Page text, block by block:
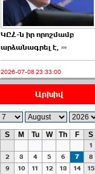
ԿԸՀ-ն իր որոշմամբ
արձանագրել է, ›››
2026-07-08 23:33:00
ՀԱՅԱՊԱՀՊԱՆՈՒԹԻՒՆ՝
ՀԱՒԱՏՔԻ ԵՒ
Արխիվ
S M Tu W Th F S
1
2
3 4 5 6 7
8
9
10 11 12 13 14
15